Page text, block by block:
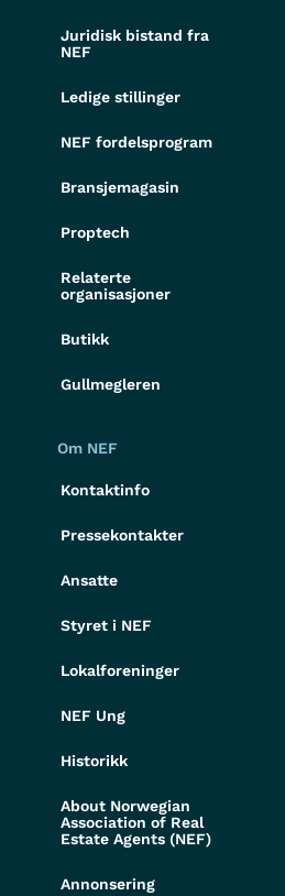
Juridisk bistand fra
NEF
Ledige stillinger
NEF fordelsprogram
Bransjemagasin
Proptech
Relaterte
organisasjoner
Butikk
Gullmegleren
Om NEF
Kontaktinfo
Pressekontakter
Ansatte
Styret i NEF
Lokalforeninger
NEF Ung
Historikk
About Norwegian
Association of Real
Estate Agents (NEF)
Annonsering